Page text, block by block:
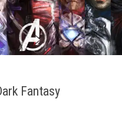
Fantasy